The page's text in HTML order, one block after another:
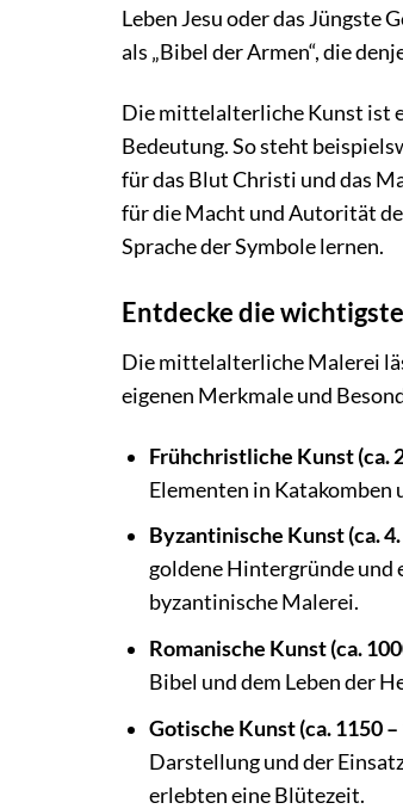
Leben Jesu oder das
als „Bibel der Armen“, die
Die mittelalterliche Kunst ist
Bedeutung. So steht
für das Blut Christi und das
für die Macht und Autorität
Sprache der Symbole lernen.
Entdecke die
Die mittelalterliche Malerei
eigenen Merkmale und
Frühchristliche Kunst (ca.
Elementen in Katakomben
Byzantinische Kunst (ca.
goldene Hintergründe und
byzantinische Malerei.
Romanische Kunst (ca.
Bibel und dem Leben der
Gotische Kunst (ca. 1150 –
Darstellung und der
erlebten eine Blütezeit.